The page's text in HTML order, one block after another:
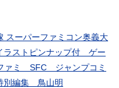
スーパーファミコン奥義大
ストピンナップ付 ゲー
ァミ SFC ジャンプコミ
別編集 鳥山明